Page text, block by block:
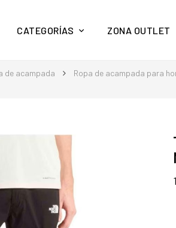
mucho más en Aquí
CATEGORÍAS ZONA OUTLET
de acampada Ropa de acampada para